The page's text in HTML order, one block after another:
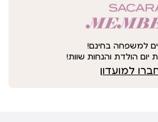
למשפחה בחינם!
יום הולדת והנחות שוות!
למועדון